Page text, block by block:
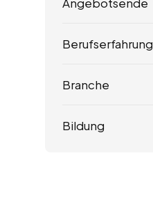
Angebotsende
Berufserfahrung
Branche
Bildung